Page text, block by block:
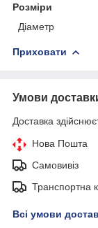
Розміри
Діаметр
Приховати
Умови
Доставка
Нова Пошта
Самовивіз
Транспортна
Всі умови